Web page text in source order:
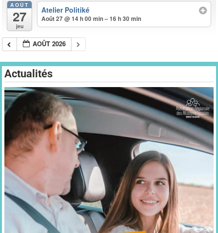
AOÛT
27
jeu
Atelier Politiké
Août 27 @ 14 h 00 min – 16 h 30 min
AOÛT 2026
Actualités